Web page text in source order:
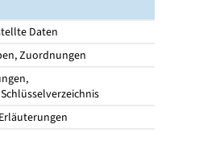
Daten
Zuordnungen